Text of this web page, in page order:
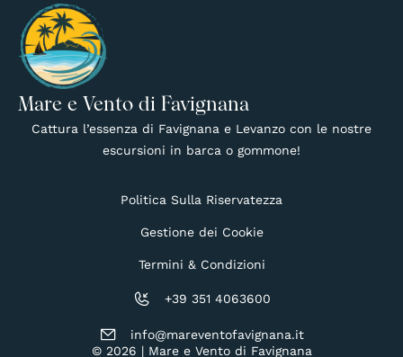
Mare e Vento di Favignana
Cattura l’essenza di Favignana e Levanzo con le nostre
escursioni in barca o gommone!
+39 351 4063600
info@mareventofavignana.it
© 2026 | Mare e Vento di Favignana
Politica Sulla Riservatezza
Gestione dei Cookie
Termini & Condizioni